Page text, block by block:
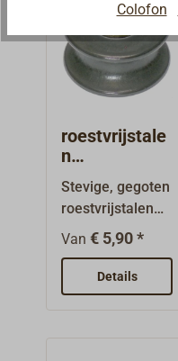
roestvrijstale
n
touwschijven
Stevige, gegoten
roestvrijstalen
blokschijf met
messing
glijlagerbus.Verv
angingsschijven
Van€ 5,90 *
Details
Colofon